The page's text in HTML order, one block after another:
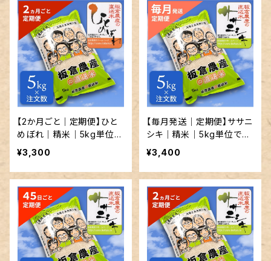
【2か月ごと｜定期便】ひと
めぼれ｜精米｜5kg単位で
発送
¥3,300
【毎月発送｜定期便】ササニ
シキ｜精米｜5kg単位で発
送
¥3,400